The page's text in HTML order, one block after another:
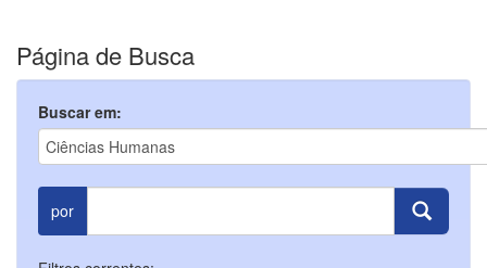
Página de Busca
Buscar em:
por